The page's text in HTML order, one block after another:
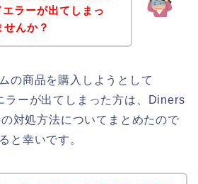
ラーが出てしまっ
んか？
の商品を購入しようとして
ラーが出てしまった方は、Diners
対処方法についてまとめたので
と幸いです。